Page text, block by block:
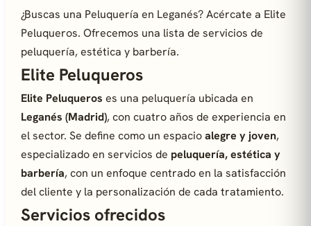
¿Buscas una Peluquería en Leganés? Acércate a Elite
Peluqueros. Ofrecemos una lista de servicios de
peluquería, estética y barbería.
Elite Peluqueros
Elite Peluqueros es una peluquería ubicada en
Leganés (Madrid), con cuatro años de experiencia en
el sector. Se define como un espacioalegre y joven,
especializado en servicios de peluquería, estética y
barbería, con un enfoque centrado en la satisfacción
del cliente y la personalización de cada tratamiento.
Servicios ofrecidos